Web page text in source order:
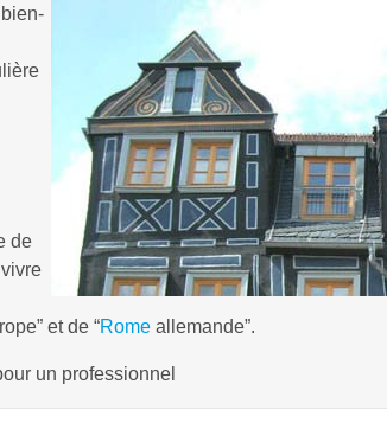
de
et de “Rome allemande”.
un professionnel